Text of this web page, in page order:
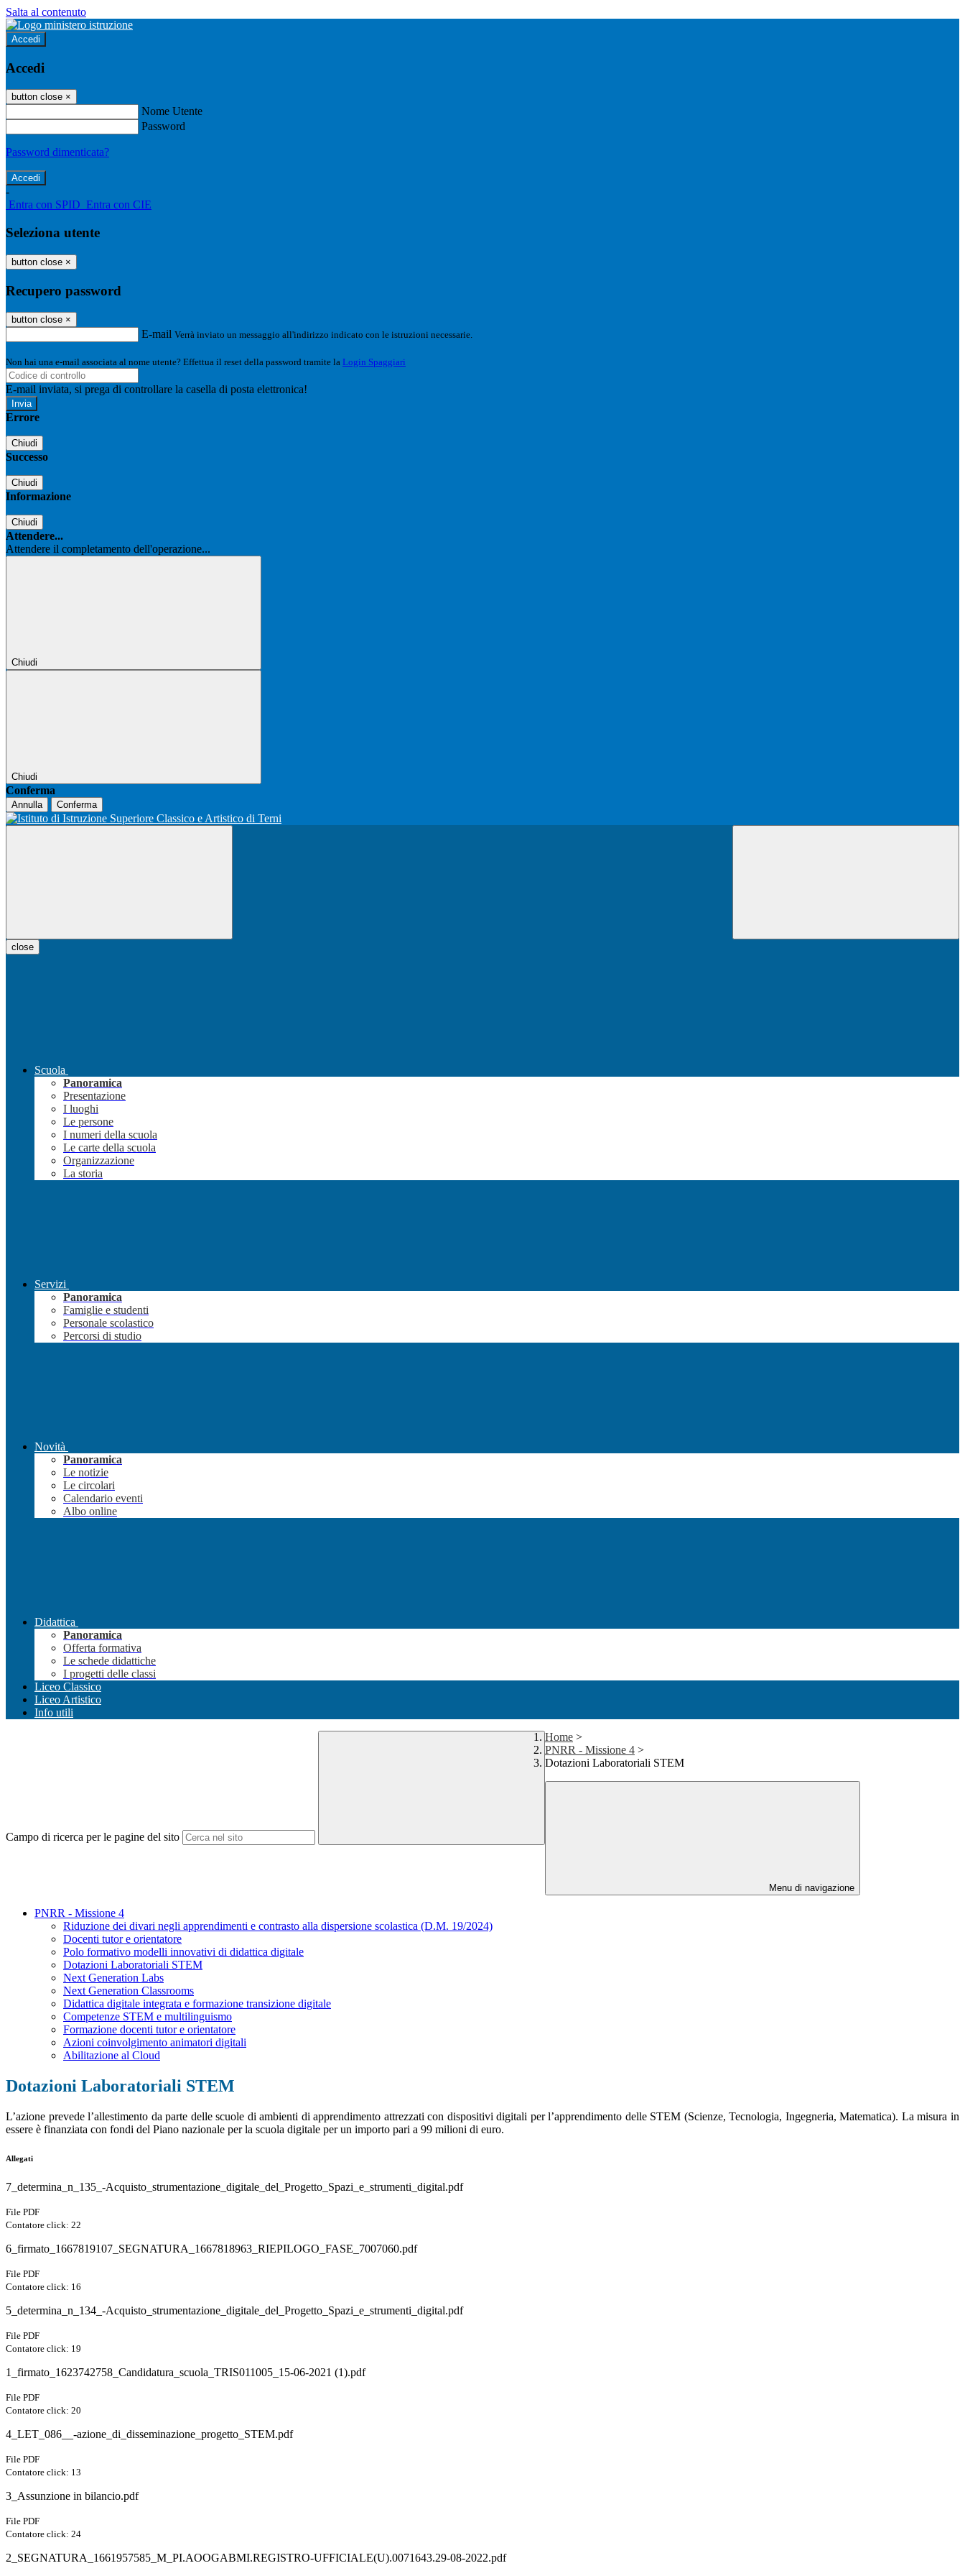
Salta al contenuto
Accedi
Accedi
button close ×
Nome Utente
Password
Password dimenticata?
-
Entra con SPID Entra con CIE
Seleziona utente
button close ×
Recupero password
button close ×
E-mail Verrà inviato un messaggio all'indirizzo indicato con le istruzioni necessarie.
Non hai una e-mail associata al nome utente? Effettua il reset della password tramite la Login Spaggiari
E-mail inviata, si prega di controllare la casella di posta elettronica!
Errore
Chiudi
Successo
Chiudi
Informazione
Chiudi
Attendere...
Attendere il completamento dell'operazione...
Chiudi
Chiudi
Conferma
Annulla Conferma
close
Scuola
Panoramica
Presentazione
I luoghi
Le persone
I numeri della scuola
Le carte della scuola
Organizzazione
La storia
Servizi
Panoramica
Famiglie e studenti
Personale scolastico
Percorsi di studio
Novità
Panoramica
Le notizie
Le circolari
Calendario eventi
Albo online
Didattica
Panoramica
Offerta formativa
Le schede didattiche
I progetti delle classi
Liceo Classico
Liceo Artistico
Info utili
Campo di ricerca per le pagine del sito
Home >
PNRR - Missione 4 >
Dotazioni Laboratoriali STEM
Menu di navigazione
PNRR - Missione 4
Riduzione dei divari negli apprendimenti e contrasto alla dispersione scolastica (D.M. 19/2024)
Docenti tutor e orientatore
Polo formativo modelli innovativi di didattica digitale
Dotazioni Laboratoriali STEM
Next Generation Labs
Next Generation Classrooms
Didattica digitale integrata e formazione transizione digitale
Competenze STEM e multilinguismo
Formazione docenti tutor e orientatore
Azioni coinvolgimento animatori digitali
Abilitazione al Cloud
Dotazioni Laboratoriali STEM
L’azione prevede l’allestimento da parte delle scuole di ambienti di apprendimento attrezzati con dispositivi digitali per l’apprendimento delle STEM (Scienze, Tecnologia, Ingegneria, Matematica). La misura in
essere è finanziata con fondi del Piano nazionale per la scuola digitale per un importo pari a 99 milioni di euro.
Allegati
7_determina_n_135_-Acquisto_strumentazione_digitale_del_Progetto_Spazi_e_strumenti_digital.pdf
File PDF
Contatore click: 22
6_firmato_1667819107_SEGNATURA_1667818963_RIEPILOGO_FASE_7007060.pdf
File PDF
Contatore click: 16
5_determina_n_134_-Acquisto_strumentazione_digitale_del_Progetto_Spazi_e_strumenti_digital.pdf
File PDF
Contatore click: 19
1_firmato_1623742758_Candidatura_scuola_TRIS011005_15-06-2021 (1).pdf
File PDF
Contatore click: 20
4_LET_086__-azione_di_disseminazione_progetto_STEM.pdf
File PDF
Contatore click: 13
3_Assunzione in bilancio.pdf
File PDF
Contatore click: 24
2_SEGNATURA_1661957585_M_PI.AOOGABMI.REGISTRO-UFFICIALE(U).0071643.29-08-2022.pdf